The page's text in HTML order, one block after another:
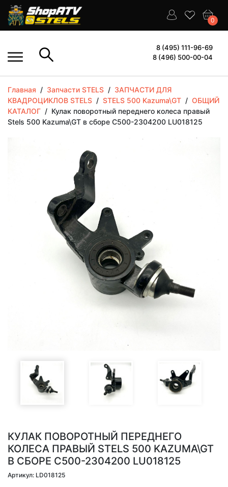
0
8 (495) 111-96-69
8 (496) 500-00-04
Главная / Запчасти STELS / ЗАПЧАСТИ ДЛЯ
КВАДРОЦИКЛОВ STELS / STELS 500 Kazuma\GT / ОБЩИЙ
КАТАЛОГ / Кулак поворотный переднего колеса правый
Stels 500 Kazuma\GT в сборе C500-2304200 LU018125
КУЛАК ПОВОРОТНЫЙ ПЕРЕДНЕГО
КОЛЕСА ПРАВЫЙ STELS 500 KAZUMA\GT
В СБОРЕ C500-2304200 LU018125
Артикул: LD018125